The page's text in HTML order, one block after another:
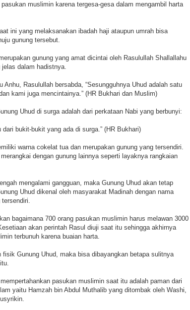
muslimin karena tergesa-gesa dalam mengambil harta
ini yang melaksanakan ibadah haji ataupun umrah bisa
gunung tersebut.
gunung yang amat dicintai oleh Rasulullah Shallallahu
jelas dalam hadistnya.
Anhu, Rasulullah bersabda, “Sesungguhnya Uhud adalah satu
kami juga mencintainya.” (HR Bukhari dan Muslim)
Uhud di surga adalah dari perkataan Nabi yang berbunyi:
bukit-bukit yang ada di surga.” (HR Bukhari)
warna cokelat tua dan merupakan gunung yang tersendiri.
dengan gunung lainnya seperti layaknya rangkaian
mengalami gangguan, maka Gunung Uhud akan tetap
Uhud dikenal oleh masyarakat Madinah dengan nama
tersendiri.
bagaimana 700 orang pasukan muslimin harus melawan 3000
akan perintah Rasul diuji saat itu sehingga akhirnya
terbunuh karena buaian harta.
Gunung Uhud, maka bisa dibayangkan betapa sulitnya
pasukan muslimin saat itu adalah paman dari
yaitu Hamzah bin Abdul Muthalib yang ditombak oleh Washi,